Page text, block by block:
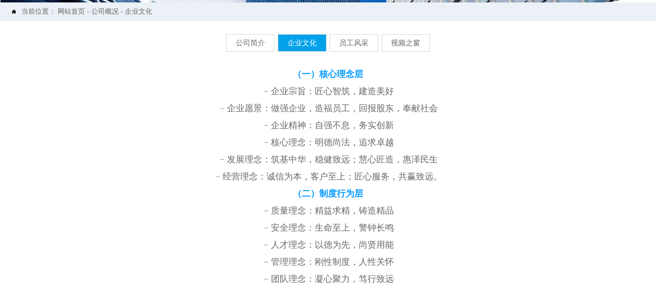
 当前位置： 网站首页 -公司概况 -企业文化
公司简介 企业文化 员工风采 视频之窗
（一）核心理念层
﹣企业宗旨：匠心智筑，建造美好
﹣企业愿景：做强企业，造福员工，回报股东，奉献社会
﹣企业精神：自强不息，务实创新
﹣核心理念：明德尚法，追求卓越
﹣发展理念：筑基中华，稳健致远；慧心匠造，惠泽民生
﹣经营理念：诚信为本，客户至上；匠心服务，共赢致远。
（二）制度行为层
﹣质量理念：精益求精，铸造精品
﹣安全理念：生命至上，警钟长鸣
﹣人才理念：以德为先，尚贤用能
﹣管理理念：刚性制度，人性关怀
﹣团队理念：凝心聚力，笃行致远